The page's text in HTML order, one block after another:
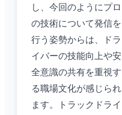
し、今回のようにプロ
の技術について発信を
行う姿勢からは、ドラ
イバーの技能向上や安
全意識の共有を重視す
る職場文化が感じられ
ます。トラックドライ